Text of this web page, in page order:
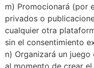
m) Promocionará (por
privados o
cualquier otra
sin el consentimiento
n) Organizará un
al momento de crear el